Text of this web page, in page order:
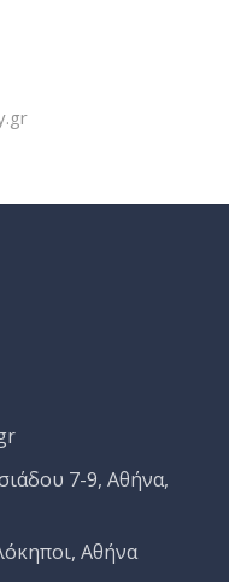
7-9, Αθήνα,
Αθήνα